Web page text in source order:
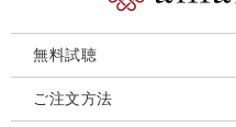
無料試聴
ご注文方法